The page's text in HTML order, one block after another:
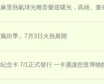
里熱氣球光雕音樂迎曙光，高雄、
街季」7月3日火熱展開
念卡 7/1正式發行 一卡通讓您逛博物